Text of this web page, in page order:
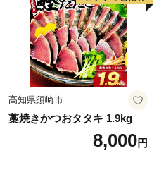
高知県須崎市
藁焼きかつおタタキ 1.9kg
8,000円